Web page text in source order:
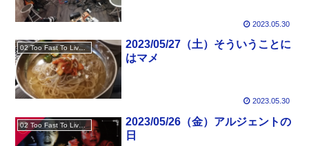
2023.05.30
02 Too Fast To Live Too Young To Die
2023/05/27（土）そういうことに
はマメ
2023.05.30
02 Too Fast To Live Too Young To Die
2023/05/26（金）アルジェントの
日